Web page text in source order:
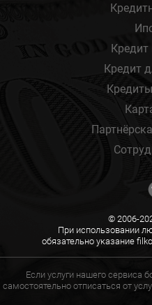
Кредит
Кредит
© 2006-
При использовании
обязательно указание
Если услуги нашего
самостоятельно отписаться от